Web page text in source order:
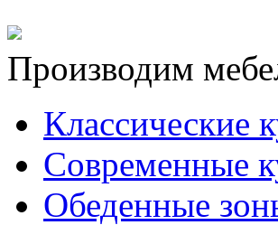
Производим
Классические
Современные
Обеденные